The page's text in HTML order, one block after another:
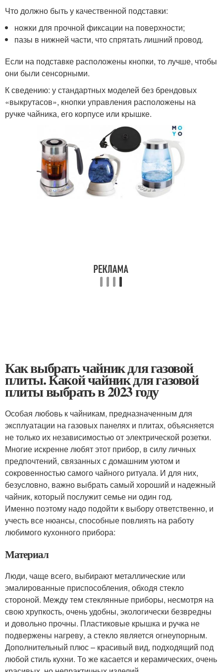
Что должно быть у качественной подставки:
ножки для прочной фиксации на поверхности;
пазы в нижней части, что спрятать лишний провод.
Если на подставке расположены кнопки, то лучше, чтобы
они были сенсорными.
К сведению: у стандартных моделей без брендовых
«выкрутасов», кнопки управления расположены на
ручке чайника, его корпусе или крышке.
Как выбрать чайник для газовой
плиты. Какой чайник для газовой
плиты выбрать в 2023 году
Особая любовь к чайникам, предназначенным для
эксплуатации на газовых панелях и плитах, объясняется
не только их независимостью от электрической розетки.
Многие искренне любят этот прибор, в силу личных
предпочтений, связанных с домашним уютом и
сокровенностью самого чайного ритуала. И для них,
безусловно, важно выбрать самый хороший и надежный
чайник, который послужит семье ни один год.
Именно поэтому надо подойти к выбору ответственно, и
учесть все нюансы, способные повлиять на работу
любимого кухонного прибора:
Материал
Люди, чаще всего, выбирают металлические или
эмалированные приспособления, обходя стекло
стороной. Между тем стеклянные приборы, несмотря на
свою хрупкость, очень удобны, экологически безвредны
и довольно прочны. Пластиковые крышка и ручка не
подвержены нагреву, а стекло является огнеупорным.
Дополнительный плюс – красивый вид, подходящий под
любой стиль кухни. То же касается и керамических, очень